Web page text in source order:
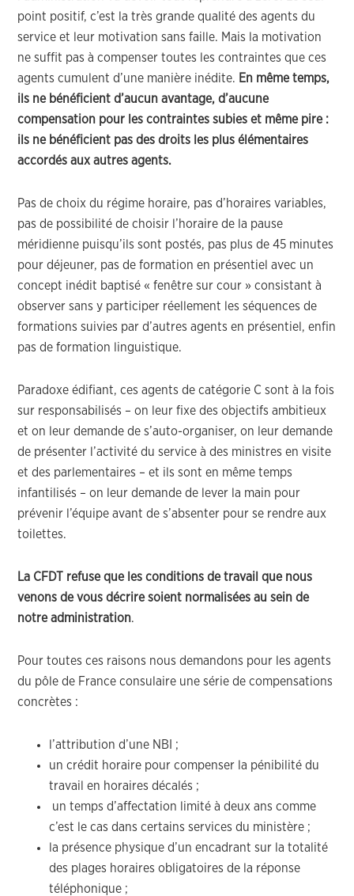
point positif, c’est la très grande qualité des agents du
service et leur motivation sans faille. Mais la motivation
ne suffit pas à compenser toutes les contraintes que ces
agents cumulent d’une manière inédite. En même temps,
ils ne bénéficient d’aucun avantage, d’aucune
compensation pour les contraintes subies et même pire :
ils ne bénéficient pas des droits les plus élémentaires
accordés aux autres agents.
Pas de choix du régime horaire, pas d’horaires variables,
pas de possibilité de choisir l’horaire de la pause
méridienne puisqu’ils sont postés, pas plus de 45 minutes
pour déjeuner, pas de formation en présentiel avec un
concept inédit baptisé « fenêtre sur cour » consistant à
observer sans y participer réellement les séquences de
formations suivies par d’autres agents en présentiel, enfin
pas de formation linguistique.
Paradoxe édifiant, ces agents de catégorie C sont à la fois
sur responsabilisés – on leur fixe des objectifs ambitieux
et on leur demande de s’auto-organiser, on leur demande
de présenter l’activité du service à des ministres en visite
et des parlementaires – et ils sont en même temps
infantilisés – on leur demande de lever la main pour
prévenir l’équipe avant de s’absenter pour se rendre aux
toilettes.
La CFDT refuse que les conditions de travail que nous
venons de vous décrire soient normalisées au sein de
notre administration.
Pour toutes ces raisons nous demandons pour les agents
du pôle de France consulaire une série de compensations
concrètes :
l’attribution d’une NBI ;
un crédit horaire pour compenser la pénibilité du
travail en horaires décalés ;
un temps d’affectation limité à deux ans comme
c’est le cas dans certains services du ministère ;
la présence physique d’un encadrant sur la totalité
des plages horaires obligatoires de la réponse
téléphonique ;